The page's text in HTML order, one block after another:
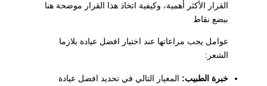
القرار الأكثر أهمية، وكيفية اتخاذ هذا القرار موضحة هنا
ببضع نقاط
عوامل يجب مراعاتها عند اختيار افضل عيادة بلازما
الشعر:
خبرة الطبيب: المعيار التالي في تحديد افضل عيادة